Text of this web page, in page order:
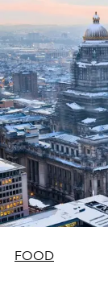
FOOD